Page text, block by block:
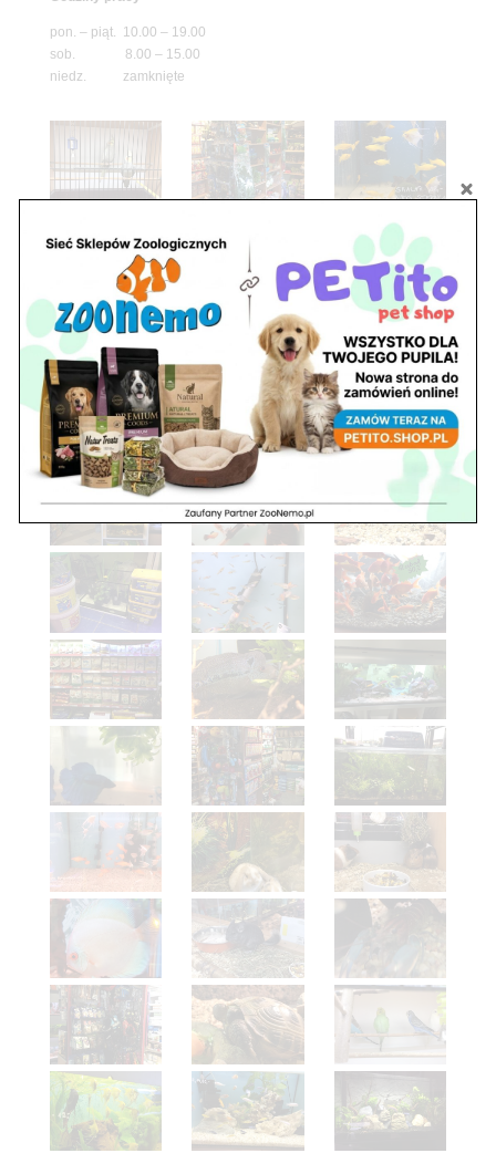
pon. – piąt. 10.00 – 19.00
sob. 8.00 – 15.00
niedz. zamknięte